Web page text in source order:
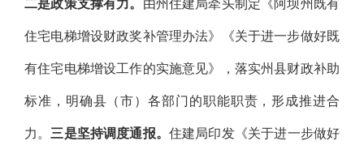
二是政策支撑有力。 由州住建局牵头制定《阿坝州既有
住宅电梯增设财政奖补管理办法》《关于进一步做好既
有住宅电梯增设工作的实施意见》，落实州县财政补助
标准，明确县（市）各部门的职能职责，形成推进合
力。 三是坚持调度通报。 住建局印发《关于进一步做好